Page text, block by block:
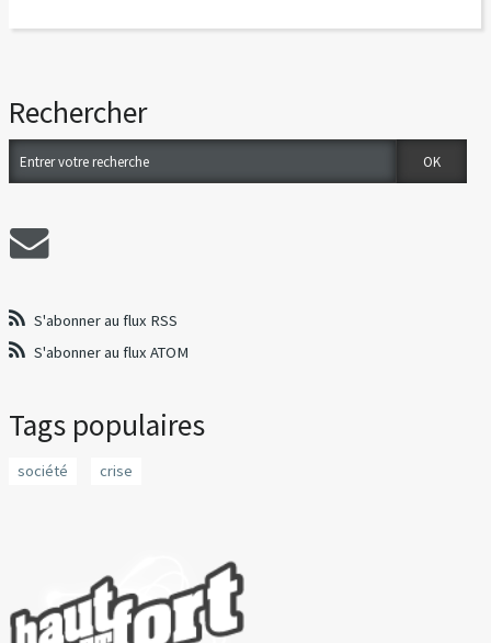
Rechercher
S'abonner au flux RSS
S'abonner au flux ATOM
Tags populaires
société crise